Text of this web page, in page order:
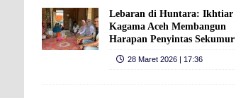
Lebaran di Huntara: Ikhtiar
Kagama Aceh Membangun
Harapan Penyintas Sekumur
28 Maret 2026 | 17:36